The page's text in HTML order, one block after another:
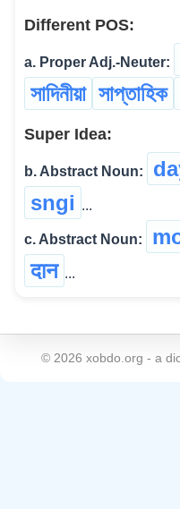
Different POS:
a. Proper Adj.-Neuter:
সাদিনীয়া সাপ্তাহিক
Super Idea:
b. Abstract Noun:
sngi ...
c. Abstract Noun:
दान ...
© 2026 xobdo.org - a